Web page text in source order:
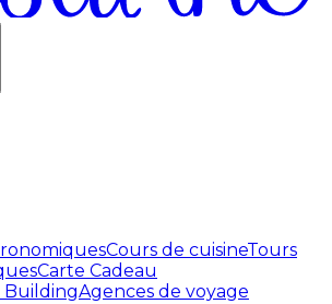
Cours de cuisineTours
Carte Cadeau
BuildingAgences de voyage